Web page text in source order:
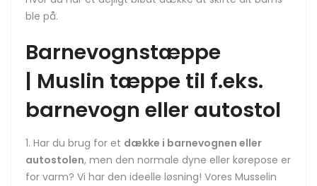
ble på.
Barnevognstæppe
| Muslin tæppe til f.eks.
barnevogn eller autostol
Har du brug for et dække i barnevognen eller
autostolen, men den normale dyne eller kørepose er
for varm? Vi har den ideelle løsning! Vores Musselin